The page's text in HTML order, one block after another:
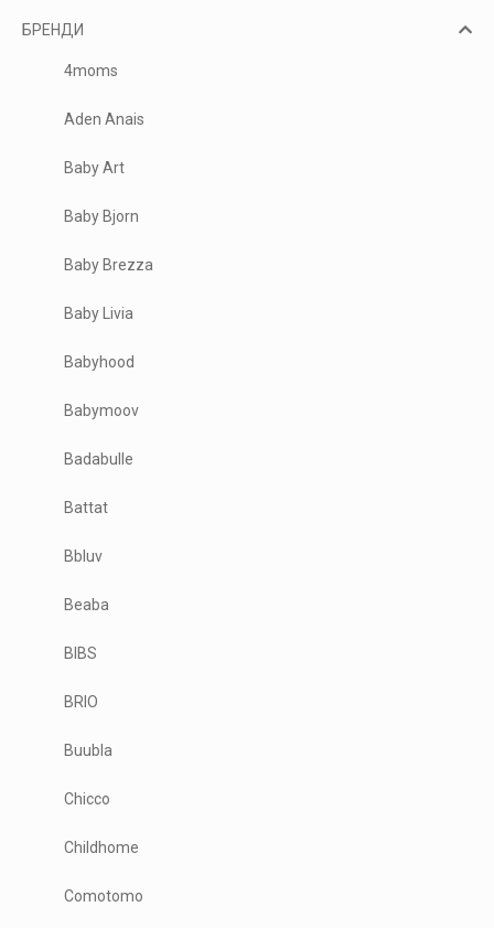
БРЕНДИ
4moms
Aden Anais
Baby Art
Baby Bjorn
Baby Brezza
Baby Livia
Babyhood
Babymoov
Badabulle
Battat
Bbluv
Beaba
BIBS
BRIO
Buubla
Chicco
Childhome
Comotomo